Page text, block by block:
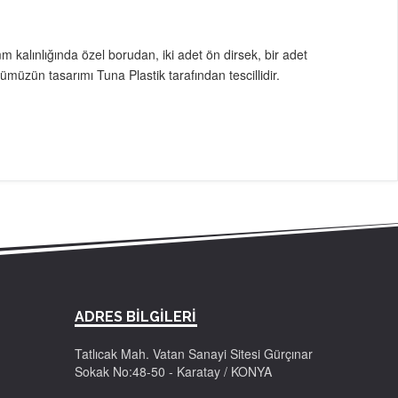
kalınlığında özel borudan, iki adet ön dirsek, bir adet
tasarımı Tuna Plastik tarafından tescillidir.
ADRES BİLGİLERİ
Tatlıcak Mah. Vatan Sanayi Sitesi Gürçınar
Sokak No:48-50 - Karatay / KONYA